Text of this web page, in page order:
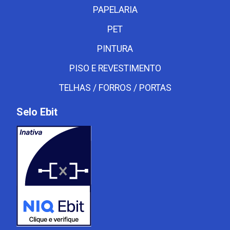
PAPELARIA
PET
PINTURA
PISO E REVESTIMENTO
TELHAS / FORROS / PORTAS
Selo Ebit